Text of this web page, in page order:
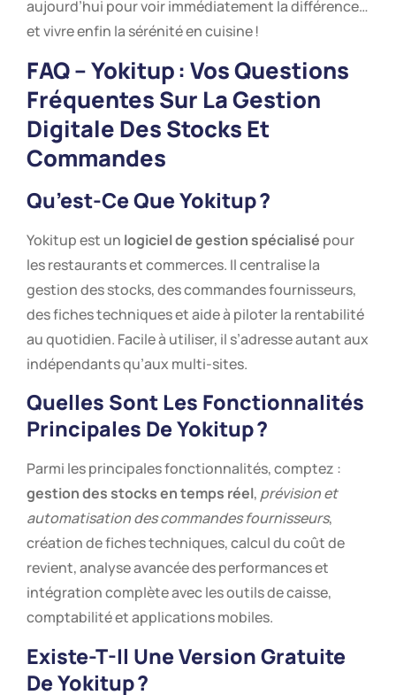
aujourd’hui pour voir immédiatement la différence…
et vivre enfin la sérénité en cuisine !
FAQ – Yokitup : Vos Questions
Fréquentes Sur La Gestion
Digitale Des Stocks Et
Commandes
Qu’est-Ce Que Yokitup ?
Yokitup est un logiciel de gestion spécialisé pour
les restaurants et commerces. Il centralise la
gestion des stocks, des commandes fournisseurs,
des fiches techniques et aide à piloter la rentabilité
au quotidien. Facile à utiliser, il s’adresse autant aux
indépendants qu’aux multi-sites.
Quelles Sont Les Fonctionnalités
Principales De Yokitup ?
Parmi les principales fonctionnalités, comptez :
gestion des stocks en temps réel, prévision et
automatisation des commandes fournisseurs,
création de fiches techniques, calcul du coût de
revient, analyse avancée des performances et
intégration complète avec les outils de caisse,
comptabilité et applications mobiles.
Existe-T-Il Une Version Gratuite
De Yokitup ?